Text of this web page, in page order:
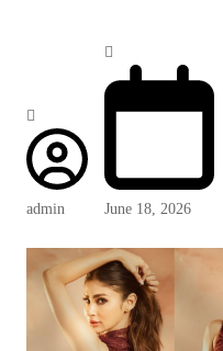
admin June 18, 2026